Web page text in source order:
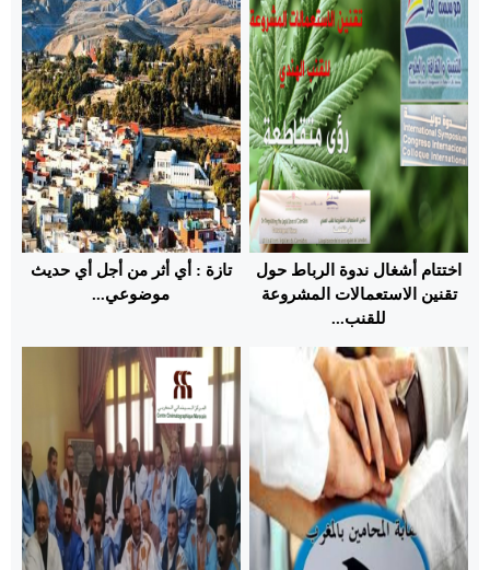
اختتام أشغال ندوة الرباط حول
تقنين الاستعمالات المشروعة
للقنب...
تازة : أي أثر من أجل أي حديث
موضوعي...